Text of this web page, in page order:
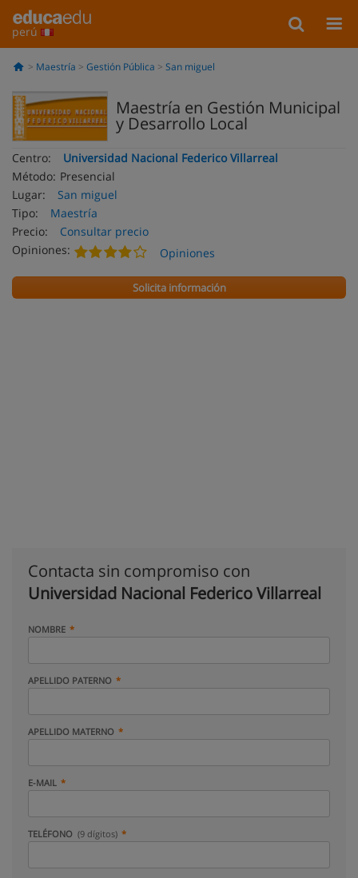
perú
Maestría Gestión Pública San miguel
Maestría en Gestión Municipal
y Desarrollo Local
Centro:
Universidad Nacional Federico Villarreal
Método: Presencial
Lugar:
San miguel
Tipo:
Maestría
Precio:
Consultar precio
Opiniones:
Opiniones
Solicita información
Contacta sin compromiso con
Universidad Nacional Federico Villarreal
NOMBRE
APELLIDO PATERNO
APELLIDO MATERNO
E-MAIL
TELÉFONO (9 dígitos)